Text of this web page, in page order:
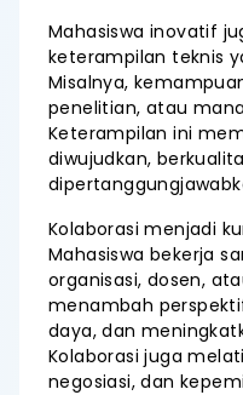
Mahasiswa inovatif
keterampilan teknis
Misalnya,
penelitian, atau
Keterampilan ini
diwujudkan,
Kolaborasi menjadi
Mahasiswa bekerja
organisasi, dosen,
menambah
daya, dan
Kolaborasi juga
negosiasi, dan